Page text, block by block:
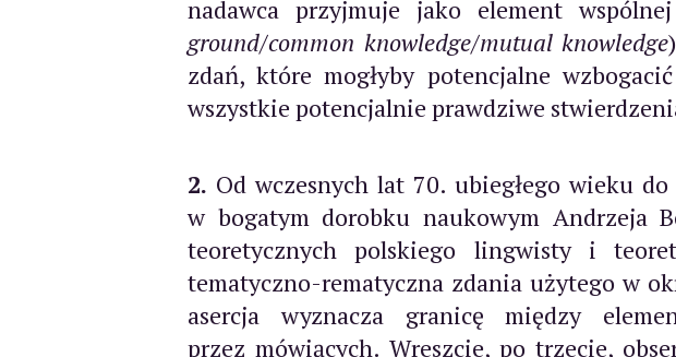
nadawca przyjmuje jako element
ground/common knowledge/mutual knowledge
zdań, które mogłyby potencjalne
wszystkie potencjalnie prawdziwe
2. Od wczesnych lat 70. ubiegłego wieku
w bogatym dorobku naukowym Andrzeja
teoretycznych polskiego lingwisty i
tematyczno-rematyczna zdania użytego w
asercja wyznacza granicę między
przez mówiących. Wreszcie, po trzecie,